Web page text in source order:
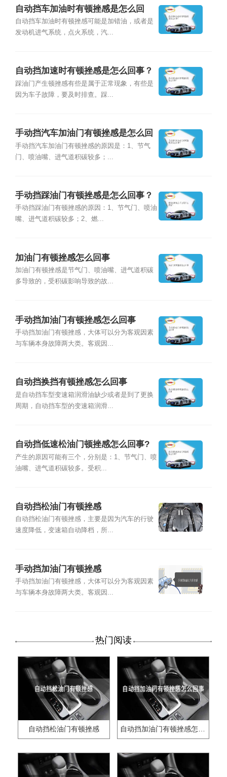
自动挡车加油时有顿挫感是怎么回
事？
自动挡车加油时有顿挫感可能是加错油，或者是
发动机进气系统，点火系统，汽...
自动挡加速时有顿挫感是怎么回事？
踩油门产生顿挫感有些是属于正常现象，有些是
因为车子故障，要及时排查。踩...
手动挡汽车加油门有顿挫感是怎么回
事？
手动挡汽车加油门有顿挫感的原因是：1、节气
门、喷油嘴、进气道积碳较多；...
手动挡踩油门有顿挫感是怎么回事？
手动挡踩油门有顿挫感的原因：1、节气门、喷油
嘴、进气道积碳较多；2、燃...
加油门有顿挫感怎么回事
加油门有顿挫感是节气门、喷油嘴、进气道积碳
多导致的，受积碳影响导致的故...
手动挡加油门有顿挫感怎么回事
手动挡加油门有顿挫感，大体可以分为客观因素
与车辆本身故障两大类。客观因...
自动挡换挡有顿挫感怎么回事
是自动挡车型变速箱润滑油缺少或者是到了更换
周期，自动挡车型的变速箱润滑...
自动挡低速松油门顿挫感怎么回事?
产生的原因可能有三个，分别是：1、节气门、喷
油嘴、进气道积碳较多。受积...
自动挡松油门有顿挫感
自动挡松油门有顿挫感，主要是因为汽车的行驶
速度降低，变速箱自动降档，所...
手动挡加油门有顿挫感
手动挡加油门有顿挫感，大体可以分为客观因素
与车辆本身故障两大类。客观因...
热门阅读
自动挡松油门有顿挫感 自动挡加油门有顿挫感怎么回事